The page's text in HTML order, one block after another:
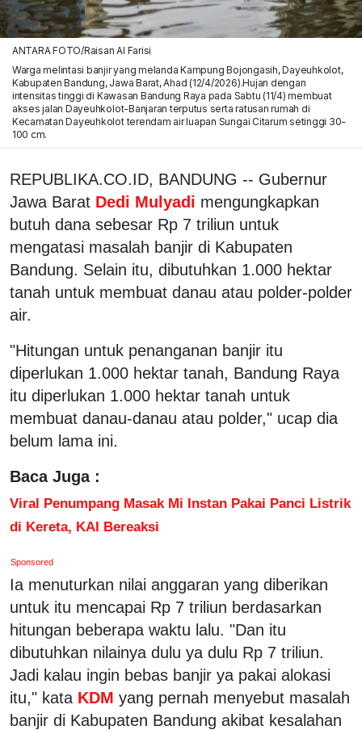
ANTARA FOTO/Raisan Al Farisi
Warga melintasi banjir yang melanda Kampung Bojongasih, Dayeuhkolot,
Kabupaten Bandung, Jawa Barat, Ahad (12/4/2026).Hujan dengan
intensitas tinggi di Kawasan Bandung Raya pada Sabtu (11/4) membuat
akses jalan Dayeuhkolot-Banjaran terputus serta ratusan rumah di
Kecamatan Dayeuhkolot terendam air luapan Sungai Citarum setinggi 30-
100 cm.
REPUBLIKA.CO.ID, BANDUNG -- Gubernur
Jawa Barat Dedi Mulyadi mengungkapkan
butuh dana sebesar Rp 7 triliun untuk
mengatasi masalah banjir di Kabupaten
Bandung. Selain itu, dibutuhkan 1.000 hektar
tanah untuk membuat danau atau polder-polder
air.
"Hitungan untuk penanganan banjir itu
diperlukan 1.000 hektar tanah, Bandung Raya
itu diperlukan 1.000 hektar tanah untuk
membuat danau-danau atau polder," ucap dia
belum lama ini.
Baca Juga :
Viral Penumpang Masak Mi Instan Pakai Panci Listrik
di Kereta, KAI Bereaksi
Sponsored
Ia menuturkan nilai anggaran yang diberikan
untuk itu mencapai Rp 7 triliun berdasarkan
hitungan beberapa waktu lalu. "Dan itu
dibutuhkan nilainya dulu ya dulu Rp 7 triliun.
Jadi kalau ingin bebas banjir ya pakai alokasi
itu," kata KDM yang pernah menyebut masalah
banjir di Kabupaten Bandung akibat kesalahan